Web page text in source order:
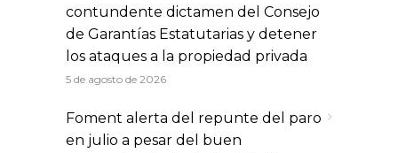
contundente dictamen del Consejo
de Garantías Estatutarias y detener
los ataques a la propiedad privada
5 de agosto de 2026
Foment alerta del repunte del paro
en julio a pesar del buen